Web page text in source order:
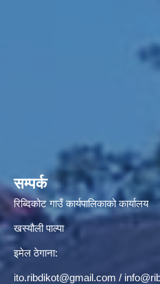
सम्पर्क
रिब्दिकोट गाउँ कार्यपालिकाको कार्यालय
खस्यौली पाल्पा
इमेल ठेगाना:
ito.ribdikot@gmail.com /